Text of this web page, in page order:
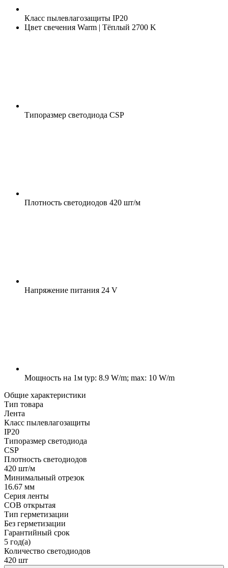
Класс пылевлагозащиты IP20
Цвет свечения Warm | Тёплый 2700 K
Типоразмер светодиода CSP
Плотность светодиодов 420 шт/м
Напряжение питания 24 V
Мощность на 1м typ: 8.9 W/m; max: 10 W/m
Общие характеристики
Тип товара
Лента
Класс пылевлагозащиты
IP20
Типоразмер светодиода
CSP
Плотность светодиодов
420 шт/м
Минимальный отрезок
16.67 мм
Серия ленты
COB открытая
Тип герметизации
Без герметизации
Гарантийный срок
5 год(а)
Количество светодиодов
420 шт